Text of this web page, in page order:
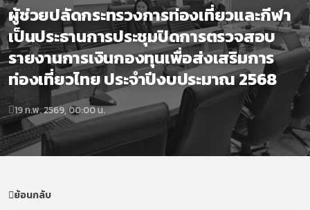
ผู้ช่วยปลัดกระทรวงการท่องเที่ยวและกีฬา
เป็นประธานการประชุมปิดการตรวจสอบ
รายงานการเงินกองทุนเพื่อส่งเสริมการ
ท่องเที่ยวไทย ประจำปีงบประมาณ 2568
19 ก.พ. 2569, 00:00 น.
ย้อนกลับ